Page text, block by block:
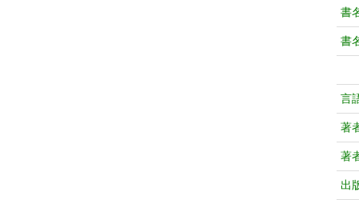
書
書
言
著
著
出